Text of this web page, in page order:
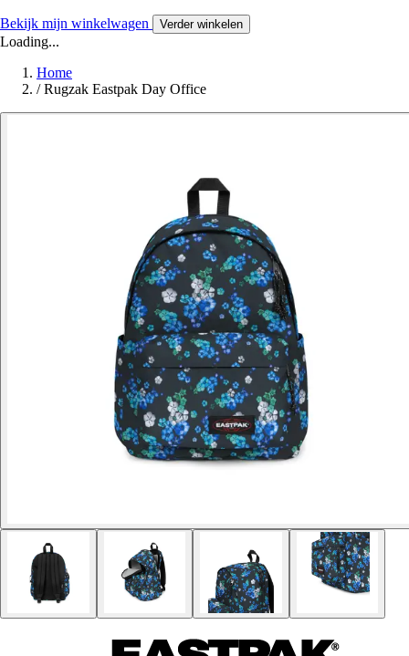
Bekijk mijn winkelwagen Verder winkelen
Loading...
Home
/ Rugzak Eastpak Day Office